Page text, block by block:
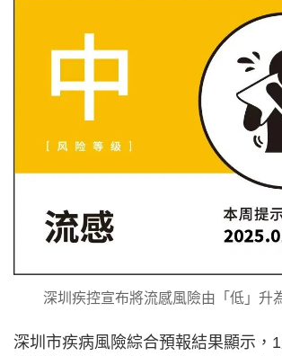
深圳疾控宣布將流感風險由「低」升
深圳市疾病風險綜合預報結果顯示，